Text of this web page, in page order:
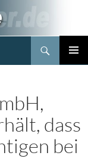
dass
bei